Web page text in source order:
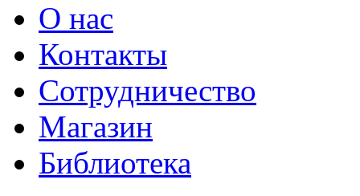
О нас
Контакты
Сотрудничество
Магазин
Библиотека